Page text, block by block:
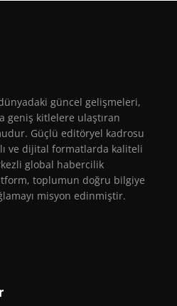
güncel gelişmeleri,
geniş kitlelere ulaştıran
Güçlü editöryel kadrosu
ve dijital formatlarda kaliteli
global habercilik
toplumun doğru bilgiye
misyon edinmiştir.